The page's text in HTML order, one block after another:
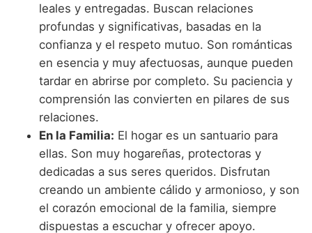
leales y entregadas. Buscan relaciones
profundas y significativas, basadas en la
confianza y el respeto mutuo. Son románticas
en esencia y muy afectuosas, aunque pueden
tardar en abrirse por completo. Su paciencia y
comprensión las convierten en pilares de sus
relaciones.
En la Familia: El hogar es un santuario para
ellas. Son muy hogareñas, protectoras y
dedicadas a sus seres queridos. Disfrutan
creando un ambiente cálido y armonioso, y son
el corazón emocional de la familia, siempre
dispuestas a escuchar y ofrecer apoyo.